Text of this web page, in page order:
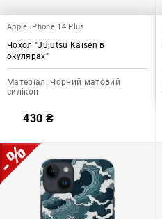
Apple iPhone 14 Plus
Чохол "Jujutsu Kaisen в
окулярах"
Матеріал: Чорний матовий
силікон
430 ₴